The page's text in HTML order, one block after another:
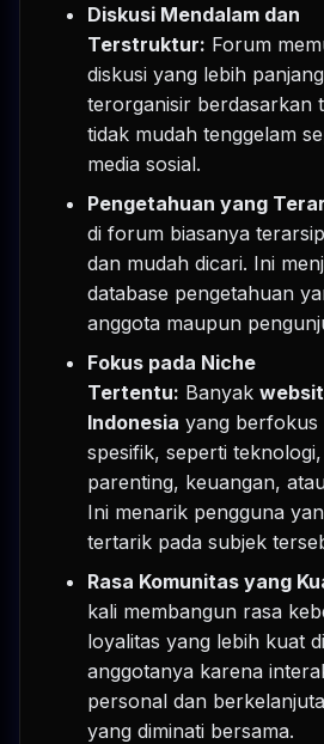
Diskusi Mendalam dan
Terstruktur: Forum
diskusi yang lebih
terorganisir berdasarkan
tidak mudah tenggelam
media sosial.
Pengetahuan yang
di forum biasanya
dan mudah dicari. Ini
database pengetahuan
anggota maupun
Fokus pada Niche
Tertentu: Banyak
Indonesia yang berfokus
spesifik, seperti
parenting, keuangan,
Ini menarik pengguna
tertarik pada subjek
Rasa Komunitas yang
kali membangun rasa
loyalitas yang lebih kuat
anggotanya karena
personal dan
yang diminati bersama.